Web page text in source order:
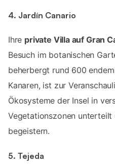
4. Jardín Canario
Ihre private Villa auf Gran
Besuch im botanischen
beherbergt rund 600
Kanaren, ist zur
Ökosysteme der Insel in
Vegetationszonen
begeistern.
5. Tejeda